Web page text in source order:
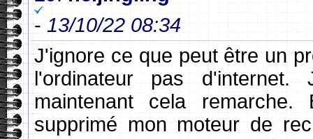
- 13/10/22 08:34
J'ignore ce que peut être un
l'ordinateur pas
maintenant cela
supprimé mon moteur de